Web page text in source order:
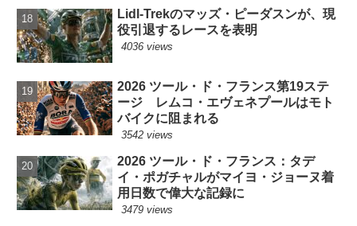
Lidl-Trekのマッズ・ピーダスンが、現
役引退するレースを表明
4036 views
2026 ツール・ド・フランス第19ステ
ージ レムコ・エヴェネプールはモト
バイクに阻まれる
3542 views
2026 ツール・ド・フランス：タデ
イ・ポガチャルがマイヨ・ジョーヌ着
用日数で偉大な記録に
3479 views